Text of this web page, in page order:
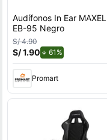
Audífonos In Ear
EB-95 Negro
S/ 4.90
S/ 1.90 61%
Promart